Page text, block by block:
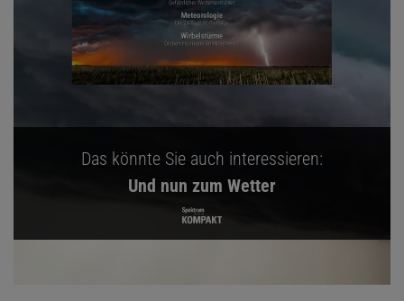
Das könnte Sie auch interessieren:
Und nun zum Wetter